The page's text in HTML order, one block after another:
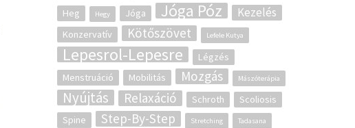
Heg Hegy Jóga Jóga Póz Kezelés
Konzervatív Kötőszövet Lefele Kutya
Lepesrol-Lepesre
Légzés
Menstruáció
Mobilitás Mozgás Mászóterápia
Nyújtás Relaxáció Schroth
Scoliosis
Spine
Step-By-Step Stretching Tadasana